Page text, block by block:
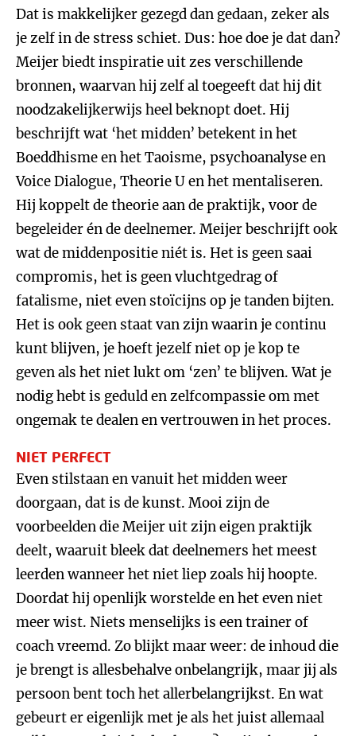
Dat is makkelijker gezegd dan gedaan, zeker als
je zelf in de stress schiet. Dus: hoe doe je dat dan?
Meijer biedt inspiratie uit zes verschillende
bronnen, waarvan hij zelf al toegeeft dat hij dit
noodzakelijkerwijs heel beknopt doet. Hij
beschrijft wat ‘het midden’ betekent in het
Boeddhisme en het Taoisme, psychoanalyse en
Voice Dialogue, Theorie U en het mentaliseren.
Hij koppelt de theorie aan de praktijk, voor de
begeleider én de deelnemer. Meijer beschrijft ook
wat de middenpositie niét is. Het is geen saai
compromis, het is geen vluchtgedrag of
fatalisme, niet even stoïcijns op je tanden bijten.
Het is ook geen staat van zijn waarin je continu
kunt blijven, je hoeft jezelf niet op je kop te
geven als het niet lukt om ‘zen’ te blijven. Wat je
nodig hebt is geduld en zelfcompassie om met
ongemak te dealen en vertrouwen in het proces.
NIET PERFECT
Even stilstaan en vanuit het midden weer
doorgaan, dat is de kunst. Mooi zijn de
voorbeelden die Meijer uit zijn eigen praktijk
deelt, waaruit bleek dat deelnemers het meest
leerden wanneer het niet liep zoals hij hoopte.
Doordat hij openlijk worstelde en het even niet
meer wist. Niets menselijks is een trainer of
coach vreemd. Zo blijkt maar weer: de inhoud die
je brengt is allesbehalve onbelangrijk, maar jij als
persoon bent toch het allerbelangrijkst. En wat
gebeurt er eigenlijk met je als het juist allemaal